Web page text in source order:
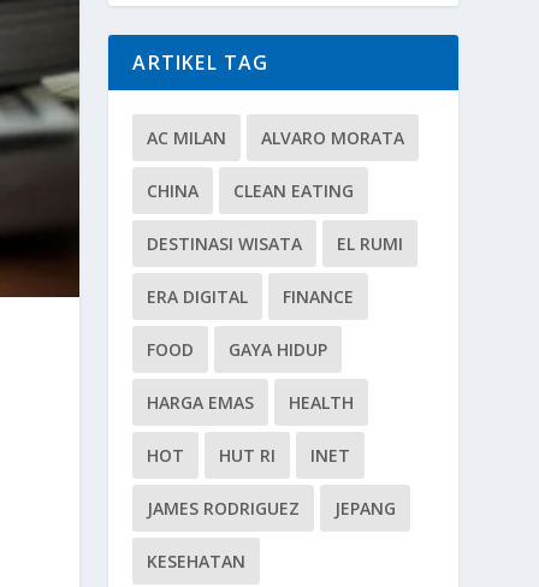
ARTIKEL TAG
AC MILAN ALVARO MORATA
CHINA CLEAN EATING
DESTINASI WISATA EL RUMI
ERA DIGITAL FINANCE
FOOD GAYA HIDUP
HARGA EMAS HEALTH
HOT HUT RI INET
JAMES RODRIGUEZ JEPANG
KESEHATAN